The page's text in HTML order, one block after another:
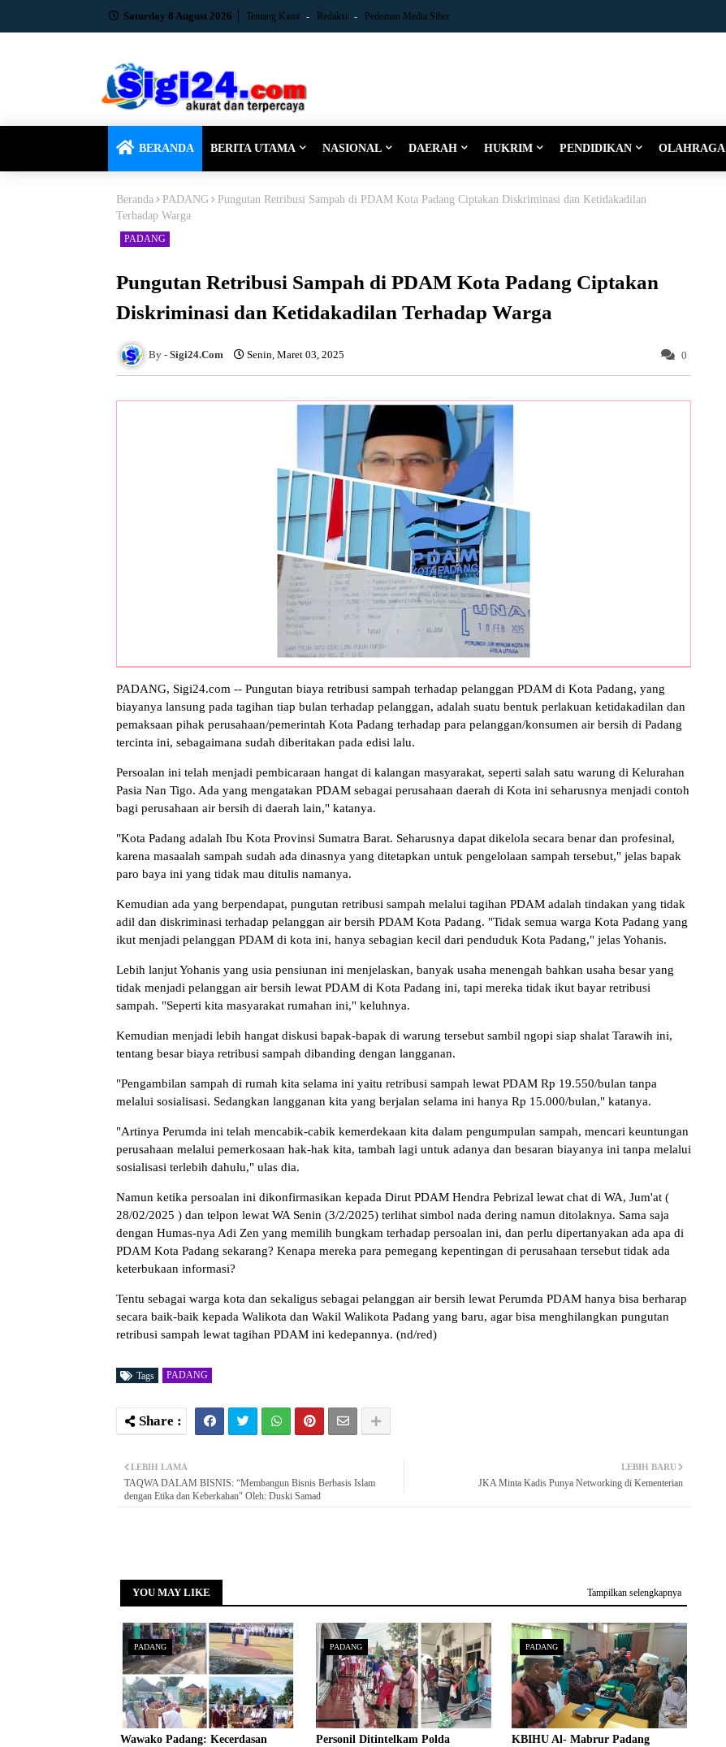
Saturday 8 August 2026 Tentang Kami Redaksi Pedoman Media Siber
BERANDA BERITA UTAMA NASIONAL DAERAH HUKRIM PENDIDIKAN OLAHRAGA
Beranda PADANG
Pungutan Retribusi Sampah di PDAM Kota Padang Ciptakan Diskriminasi dan Ketidakadilan
Terhadap Warga
PADANG
Pungutan Retribusi Sampah di PDAM Kota Padang Ciptakan
Diskriminasi dan Ketidakadilan Terhadap Warga
Sigi24.Com Senin, Maret 03, 2025 0
PADANG, Sigi24.com -- Pungutan biaya retribusi sampah terhadap pelanggan PDAM di Kota Padang, yang
biayanya lansung pada tagihan tiap bulan terhadap pelanggan, adalah suatu bentuk perlakuan ketidakadilan dan
pemaksaan pihak perusahaan/pemerintah Kota Padang terhadap para pelanggan/konsumen air bersih di Padang
tercinta ini, sebagaimana sudah diberitakan pada edisi lalu.
Persoalan ini telah menjadi pembicaraan hangat di kalangan masyarakat, seperti salah satu warung di Kelurahan
Pasia Nan Tigo. Ada yang mengatakan PDAM sebagai perusahaan daerah di Kota ini seharusnya menjadi contoh
bagi perusahaan air bersih di daerah lain," katanya.
"Kota Padang adalah Ibu Kota Provinsi Sumatra Barat. Seharusnya dapat dikelola secara benar dan profesinal,
karena masaalah sampah sudah ada dinasnya yang ditetapkan untuk pengelolaan sampah tersebut," jelas bapak
paro baya ini yang tidak mau ditulis namanya.
Kemudian ada yang berpendapat, pungutan retribusi sampah melalui tagihan PDAM adalah tindakan yang tidak
adil dan diskriminasi terhadap pelanggan air bersih PDAM Kota Padang. "Tidak semua warga Kota Padang yang
ikut menjadi pelanggan PDAM di kota ini, hanya sebagian kecil dari penduduk Kota Padang," jelas Yohanis.
Lebih lanjut Yohanis yang usia pensiunan ini menjelaskan, banyak usaha menengah bahkan usaha besar yang
tidak menjadi pelanggan air bersih lewat PDAM di Kota Padang ini, tapi mereka tidak ikut bayar retribusi
sampah. "Seperti kita masyarakat rumahan ini," keluhnya.
Kemudian menjadi lebih hangat diskusi bapak-bapak di warung tersebut sambil ngopi siap shalat Tarawih ini,
tentang besar biaya retribusi sampah dibanding dengan langganan.
"Pengambilan sampah di rumah kita selama ini yaitu retribusi sampah lewat PDAM Rp 19.550/bulan tanpa
melalui sosialisasi. Sedangkan langganan kita yang berjalan selama ini hanya Rp 15.000/bulan," katanya.
"Artinya Perumda ini telah mencabik-cabik kemerdekaan kita dalam pengumpulan sampah, mencari keuntungan
perusahaan melalui pemerkosaan hak-hak kita, tambah lagi untuk adanya dan besaran biayanya ini tanpa melalui
sosialisasi terlebih dahulu," ulas dia.
Namun ketika persoalan ini dikonfirmasikan kepada Dirut PDAM Hendra Pebrizal lewat chat di WA, Jum'at (
28/02/2025 ) dan telpon lewat WA Senin (3/2/2025) terlihat simbol nada dering namun ditolaknya. Sama saja
dengan Humas-nya Adi Zen yang memilih bungkam terhadap persoalan ini, dan perlu dipertanyakan ada apa di
PDAM Kota Padang sekarang? Kenapa mereka para pemegang kepentingan di perusahaan tersebut tidak ada
keterbukaan informasi?
Tentu sebagai warga kota dan sekaligus sebagai pelanggan air bersih lewat Perumda PDAM hanya bisa berharap
secara baik-baik kepada Walikota dan Wakil Walikota Padang yang baru, agar bisa menghilangkan pungutan
retribusi sampah lewat tagihan PDAM ini kedepannya. (nd/red)
Tags PADANG
LEBIH BARU
JKA Minta Kadis Punya Networking di Kementerian
LEBIH LAMA
TAQWA DALAM BISNIS: “Membangun Bisnis Berbasis Islam
dengan Etika dan Keberkahan" Oleh: Duski Samad
YOU MAY LIKE Tampilkan selengkapnya
PADANG
Wawako Padang: Kecerdasan
PADANG
Personil Ditintelkam Polda
PADANG
KBIHU Al- Mabrur Padang